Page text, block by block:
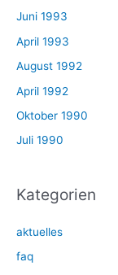
Juni 1993
April 1993
August 1992
April 1992
Oktober 1990
Juli 1990
Kategorien
aktuelles
faq